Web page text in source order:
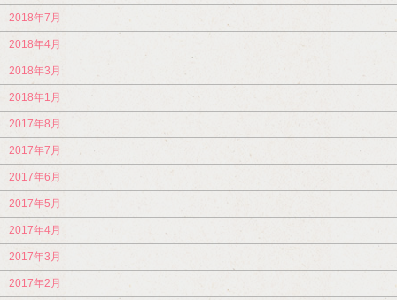
2018年7月
2018年4月
2018年3月
2018年1月
2017年8月
2017年7月
2017年6月
2017年5月
2017年4月
2017年3月
2017年2月